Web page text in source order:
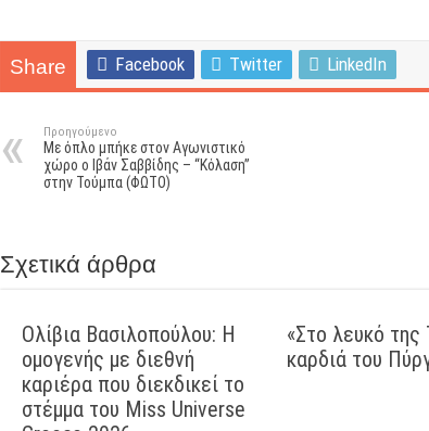
Share Facebook Twitter LinkedIn
Προηγούμενο
Με όπλο μπήκε στον Αγωνιστικό
χώρο ο Ιβάν Σαββίδης – “Κόλαση”
στην Τούμπα (ΦΩΤΟ)
Σχετικά άρθρα
Ολίβια Βασιλοπούλου: Η
ομογενής με διεθνή
καριέρα που διεκδικεί το
στέμμα του Miss Universe
«Στο λευκό της
καρδιά του